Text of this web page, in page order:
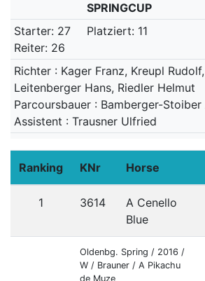
SPRINGCUP
Starter: 27
Reiter: 26
Platziert: 11
Richter : Kager Franz, Kreupl Rudolf,
Leitenberger Hans, Riedler Helmut
Parcoursbauer : Bamberger-Stoiber
Assistent : Trausner Ulfried
Ranking KNr Horse
1 3614
A Cenello
Blue
Oldenbg. Spring / 2016 /
W / Brauner / A Pikachu
de Muze